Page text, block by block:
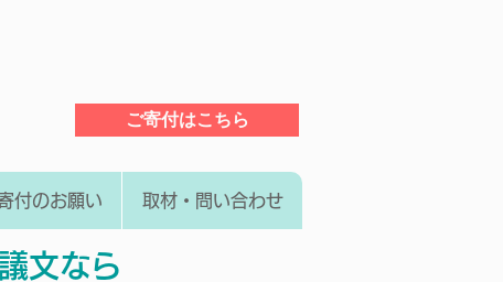
ご寄付はこちら
付のお願い 取材・問い合わせ
文なら